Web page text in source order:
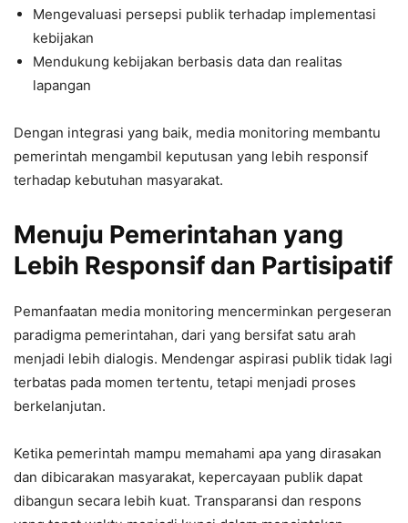
Mengevaluasi persepsi publik terhadap implementasi
kebijakan
Mendukung kebijakan berbasis data dan realitas
lapangan
Dengan integrasi yang baik, media monitoring membantu
pemerintah mengambil keputusan yang lebih responsif
terhadap kebutuhan masyarakat.
Menuju Pemerintahan yang
Lebih Responsif dan Partisipatif
Pemanfaatan media monitoring mencerminkan pergeseran
paradigma pemerintahan, dari yang bersifat satu arah
menjadi lebih dialogis. Mendengar aspirasi publik tidak lagi
terbatas pada momen tertentu, tetapi menjadi proses
berkelanjutan.
Ketika pemerintah mampu memahami apa yang dirasakan
dan dibicarakan masyarakat, kepercayaan publik dapat
dibangun secara lebih kuat. Transparansi dan respons